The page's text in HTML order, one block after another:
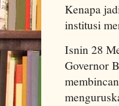
Kenapa
institusi
Isnin 28
Governor